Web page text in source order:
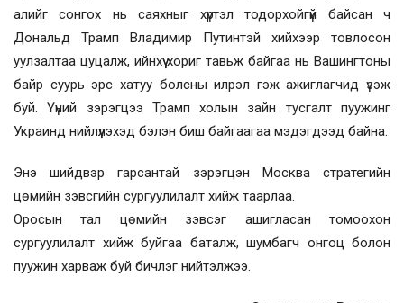
алийг сонгох нь саяхныг хүртэл тодорхойгүй байсан ч
Дональд Трамп Владимир Путинтэй хийхээр товлосон
уулзалтаа цуцалж, ийнхүү хориг тавьж байгаа нь Вашингтоны
байр суурь эрс хатуу болсны илрэл гэж ажиглагчид үзэж
буй. Үүний зэрэгцээ Трамп холын зайн тусгалт пуужинг
Украинд нийлүүлэхэд бэлэн биш байгаагаа мэдэгдээд байна.
Энэ шийдвэр гарсантай зэрэгцэн Москва стратегийн
цөмийн зэвсгийн сургуулилалт хийж таарлаа.
Оросын тал цөмийн зэвсэг ашигласан томоохон
сургуулилалт хийж буйгаа баталж, шумбагч онгоц болон
пуужин харваж буй бичлэг нийтэлжээ.